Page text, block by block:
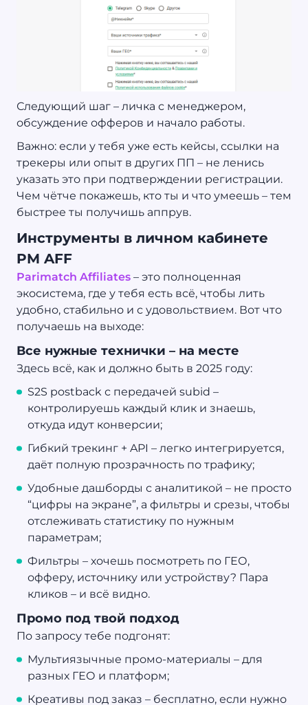
Следующий шаг – личка с менеджером,
обсуждение офферов и начало работы.
Важно: если у тебя уже есть кейсы, ссылки на
трекеры или опыт в других ПП – не ленись
указать это при подтверждении регистрации.
Чем чётче покажешь, кто ты и что умеешь – тем
быстрее ты получишь аппрув.
Инструменты в личном кабинете
PM AFF
Parimatch Affiliates – это полноценная
экосистема, где у тебя есть всё, чтобы лить
удобно, стабильно и с удовольствием. Вот что
получаешь на выходе:
Все нужные технички – на месте
Здесь всё, как и должно быть в 2025 году:
S2S postback с передачей subid –
контролируешь каждый клик и знаешь,
откуда идут конверсии;
Гибкий трекинг + API – легко интегрируется,
даёт полную прозрачность по трафику;
Удобные дашборды с аналитикой – не просто
“цифры на экране”, а фильтры и срезы, чтобы
отслеживать статистику по нужным
параметрам;
Фильтры – хочешь посмотреть по ГЕО,
офферу, источнику или устройству? Пара
кликов – и всё видно.
Промо под твой подход
По запросу тебе подгонят:
Мультиязычные промо-материалы – для
разных ГЕО и платформ;
Креативы под заказ – бесплатно, если нужно